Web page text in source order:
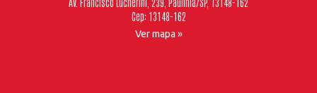
Cep: 13148-162
Ver mapa »